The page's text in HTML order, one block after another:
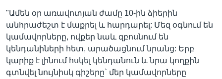
"Ամեն օր առավոտյան ժամը 10-ին ձիերին
անհրաժեշտ է մաքրել և հարդարել: Մեզ օգնում են
կամավորները, ովքեր նաև զբոսնում են
կենդանիների հետ, արածացնում նրանց: Երբ
կարիք է լինում հսկել կենդանուն և նրա կողքին
գտնվել նույնիսկ գիշերը` մեր կամավորները